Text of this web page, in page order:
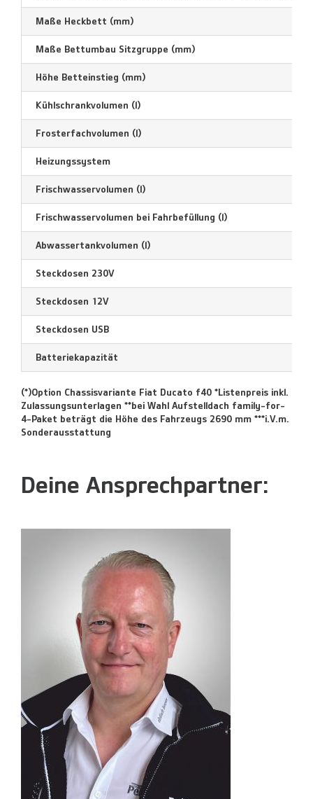
Maße Heckbett (mm)
Maße Bettumbau Sitzgruppe (mm)
Höhe Betteinstieg (mm)
Kühlschrankvolumen (l)
Frosterfachvolumen (l)
Heizungssystem
Frischwasservolumen (l)
Frischwasservolumen bei Fahrbefüllung (l)
Abwassertankvolumen (l)
Steckdosen 230V
Steckdosen 12V
Steckdosen USB
Batteriekapazität
(*)Option Chassisvariante Fiat Ducato f40 *Listenpreis inkl.
Zulassungsunterlagen **bei Wahl Aufstelldach family-for-
4-Paket beträgt die Höhe des Fahrzeugs 2690 mm ***i.V.m.
Sonderausstattung
Deine Ansprechpartner: